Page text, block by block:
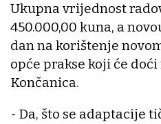
Ukupna vrijednost
450.000,00 kuna, a
dan na korištenje
opće prakse koji će
Končanica.
- Da, što se adaptacije